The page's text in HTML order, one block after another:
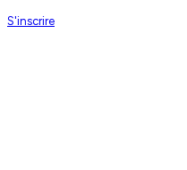
S'inscrire